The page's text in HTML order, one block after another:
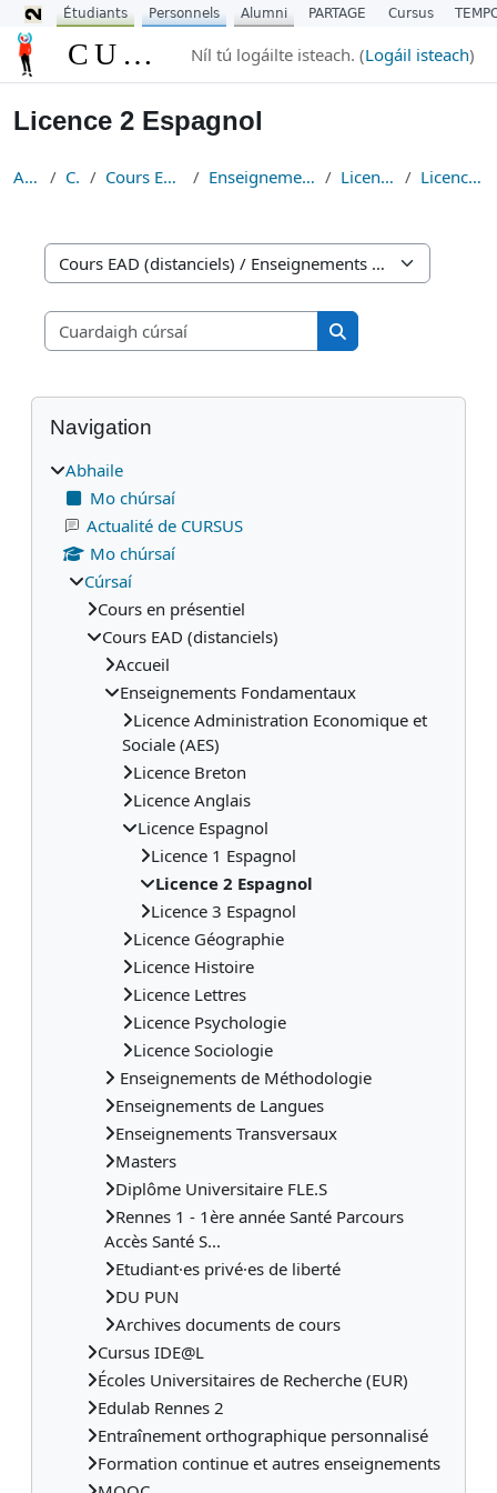
Scipeáil go príomh inneachar
CURSUS Níl tú logáilte isteach. (Logáil isteach)
Licence 2 Espagnol
Abhaile Cúrsaí Cours EAD (distanciels) Enseignements Fondamentaux Licence Espagnol Licence 2 Espagnol
Catagóirí cúrsa
Cuardaigh cúrsaí
Cuardaigh cúrsaí
Blocks
Scipeáil Navigation
Navigation
Abhaile
Mo chúrsaí
Actualité de CURSUS
Mo chúrsaí
Cúrsaí
Cours en présentiel
Cours EAD (distanciels)
Accueil
Enseignements Fondamentaux
Licence Administration Economique et
Sociale (AES)
Licence Breton
Licence Anglais
Licence Espagnol
Licence 1 Espagnol
Licence 2 Espagnol
Licence 3 Espagnol
Licence Géographie
Licence Histoire
Licence Lettres
Licence Psychologie
Licence Sociologie
Enseignements de Méthodologie
Enseignements de Langues
Enseignements Transversaux
Masters
Diplôme Universitaire FLE.S
Rennes 1 - 1ère année Santé Parcours
Accès Santé S...
Etudiant·es privé·es de liberté
DU PUN
Archives documents de cours
Cursus IDE@L
Écoles Universitaires de Recherche (EUR)
Edulab Rennes 2
Entraînement orthographique personnalisé
Formation continue et autres enseignements
Étudiants Personnels Alumni PARTAGE Cursus